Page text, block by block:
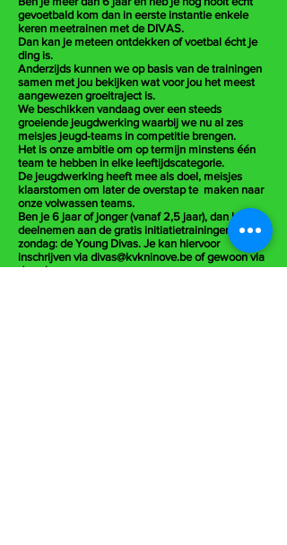
gevoetbald kom dan in eerste instantie enkele
keren meetrainen met de DIVAS.
Dan kan je meteen ontdekken of voetbal écht je
ding is.
Anderzijds kunnen we op basis van de trainingen
samen met jou bekijken wat voor jou het meest
aangewezen groeitraject is.
We beschikken vandaag over een steeds
groeiende jeugdwerking waarbij we nu al zes
meisjes jeugd-teams in competitie brengen.
Het is onze ambitie om op termijn minstens één
team te hebben in elke leeftijdscategorie.
De jeugdwerking heeft mee als doel, meisjes
klaarstomen om later de overstap te maken naar
onze volwassen teams.
Ben je 6 jaar of jonger (vanaf 2,5 jaar), dan kan je
deelnemen aan de gratis initiatietrainingen op
zondag: de Young Divas. Je kan hiervoor
inschrijven via divas@kvkninove.beof gewoon via
deze knop: